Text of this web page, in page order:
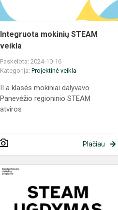
Integruota mokinių STEAM
veikla
Paskelbta: 2024-10-16
Kategorija: Projektinė veikla
II a klasės mokiniai dalyvavo
Panevėžio regioninio STEAM
atviros
Plačiau